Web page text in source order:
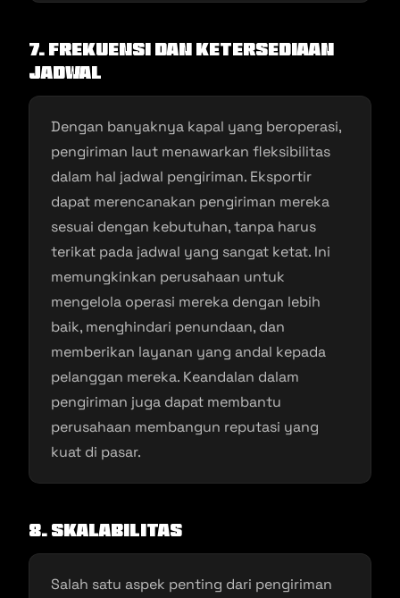
7. Frekuensi dan Ketersediaan
Jadwal
Dengan banyaknya kapal yang beroperasi,
pengiriman laut menawarkan fleksibilitas
dalam hal jadwal pengiriman. Eksportir
dapat merencanakan pengiriman mereka
sesuai dengan kebutuhan, tanpa harus
terikat pada jadwal yang sangat ketat. Ini
memungkinkan perusahaan untuk
mengelola operasi mereka dengan lebih
baik, menghindari penundaan, dan
memberikan layanan yang andal kepada
pelanggan mereka. Keandalan dalam
pengiriman juga dapat membantu
perusahaan membangun reputasi yang
kuat di pasar.
8. Skalabilitas
Salah satu aspek penting dari pengiriman